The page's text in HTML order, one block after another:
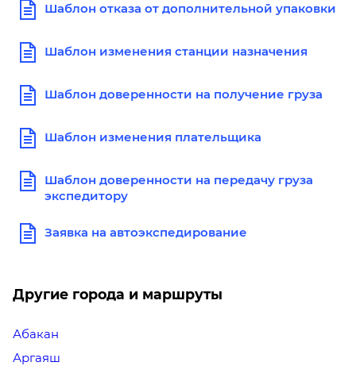
Шаблон отказа от дополнительной упаковки
Шаблон изменения станции назначения
Шаблон доверенности на получение груза
Шаблон изменения плательщика
Шаблон доверенности на передачу груза
экспедитору
Заявка на автоэкспедирование
Другие города и маршруты
Абакан
Аргаяш